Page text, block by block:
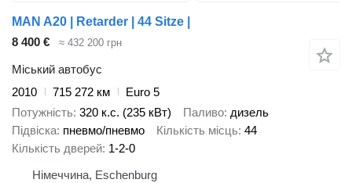
MAN A20 | Retarder | 44 Sitze |
8 400 €
≈ 432 200 грн
Міський автобус
2010
715 272 км
Euro 5
Потужність 320 к.с. (235 кВт) Паливо дизель
Підвіска пневмо/пневмо Кількість місць 44
Кількість дверей 1-2-0
Німеччина, Eschenburg